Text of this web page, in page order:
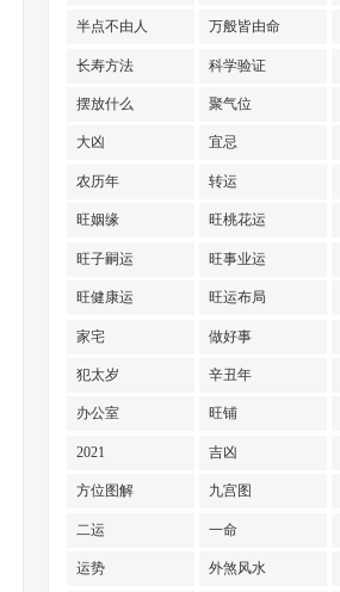
半点不由人 万般皆由命
长寿方法 科学验证
摆放什么 聚气位
大凶 宜忌
农历年 转运
旺姻缘 旺桃花运
旺子嗣运 旺事业运
旺健康运 旺运布局
家宅 做好事
犯太岁 辛丑年
办公室 旺铺
2021 吉凶
方位图解 九宫图
二运 一命
运势 外煞风水